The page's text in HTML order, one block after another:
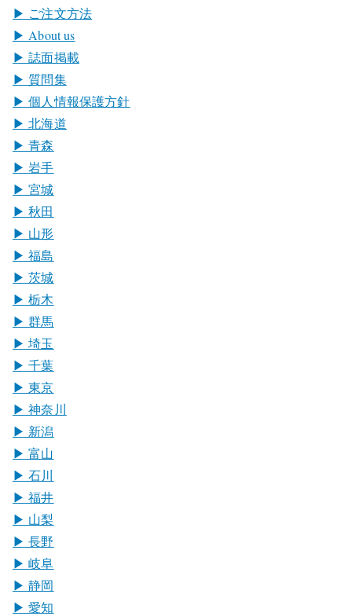
▶︎ ご注文方法
▶︎ About us
▶︎ 誌面掲載
▶︎ 質問集
▶︎ 個人情報保護方針
▶︎ 北海道
▶︎ 青森
▶︎ 岩手
▶︎ 宮城
▶︎ 秋田
▶︎ 山形
▶︎ 福島
▶︎ 茨城
▶︎ 栃木
▶︎ 群馬
▶︎ 埼玉
▶︎ 千葉
▶︎ 東京
▶︎ 神奈川
▶︎ 新潟
▶︎ 富山
▶︎ 石川
▶︎ 福井
▶︎ 山梨
▶︎ 長野
▶︎ 岐阜
▶︎ 静岡
▶︎ 愛知